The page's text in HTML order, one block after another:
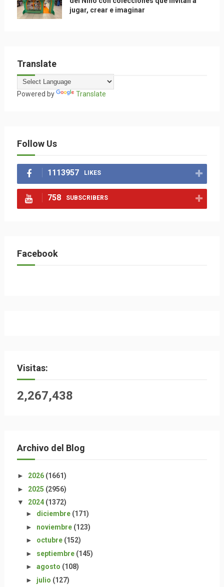
jugar, crear e imaginar
Translate
Powered by Translate
Follow Us
1113957 LIKES
758 SUBSCRIBERS
Facebook
Visitas:
2,267,438
Archivo del Blog
► 2026 (1661)
► 2025 (2956)
▼ 2024 (1372)
► diciembre (171)
► noviembre (123)
► octubre (152)
► septiembre (145)
► agosto (108)
► julio (127)